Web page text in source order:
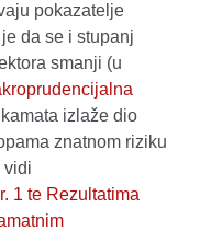
pokazatelje
da se i stupanj
smanji (u
izlaže dio
znatnom riziku
vidi
1 te Rezultatima